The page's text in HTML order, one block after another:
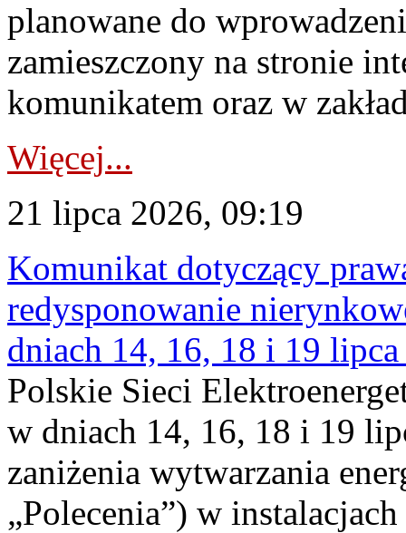
planowane do
zamieszczony na stronie
komunikatem oraz w
Więcej...
21 lipca 2026, 09:19
Komunikat dotyczący
redysponowanie
dniach 14, 16, 18 i 19
Polskie Sieci
w dniach 14, 16, 18 i 19
zaniżenia wytwarzania
„Polecenia”) w